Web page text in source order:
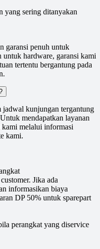
yang sering ditanyakan
garansi penuh untuk
hardware, garansi kami
tertentu bergantung pada
kunjungan tergantung
mendapatkan layanan
melalui informasi
kami.
Jika ada
informasikan biaya
DP 50% untuk sparepart
perangkat yang diservice